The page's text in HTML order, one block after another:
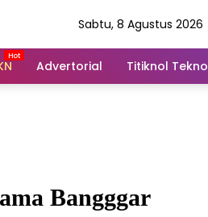
Sabtu, 8 Agustus 2026
Advertorial Titiknol Tekno
Bangggar